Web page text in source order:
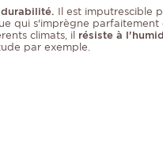
durabilité. Il est imputrescible
qui s'imprègne parfaitement
climats, il résiste à
par exemple.